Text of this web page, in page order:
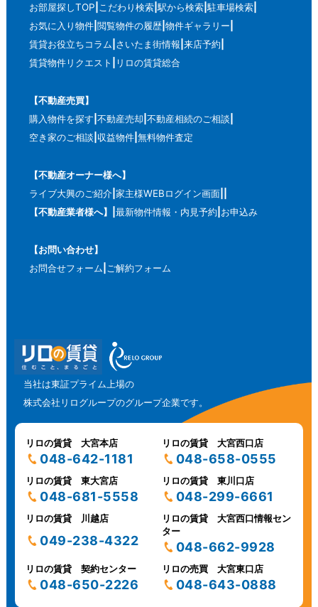
お部屋探しTOP こだわり検索 駅から検索 駐車場検索
お気に入り物件 閲覧物件の履歴 物件ギャラリー
賃貸お役立ちコラム さいたま街情報 来店予約
賃貸物件リクエスト
リロの賃貸総合
【不動産売買】
購入物件を探す 不動産売却 不動産相続のご相談
空き家のご相談 収益物件 無料物件査定
【不動産オーナー様へ】
ライブ大興のご紹介 家主様WEBログイン画面
【不動産業者様へ】
最新物件情報・内見予約 お申込み
【お問い合わせ】
お問合せフォーム ご解約フォーム
当社は東証プライム上場の
株式会社リログループのグループ企業です。
リロの賃貸 大宮本店
048-642-1181
リロの賃貸 大宮西口店
048-658-0555
リロの賃貸 東大宮店
048-681-5558
リロの賃貸 東川口店
048-299-6661
リロの賃貸 川越店
049-238-4322
リロの賃貸 大宮西口情報セン
ター
048-662-9928
リロの賃貸 契約センター
048-650-2226
リロの売買 大宮東口店
048-643-0888